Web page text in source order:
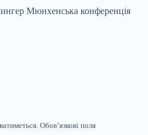
Мюнхенська конференція
Обов’язкові поля